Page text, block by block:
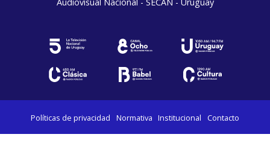
Políticas de privacidad Normativa Institucional Contacto